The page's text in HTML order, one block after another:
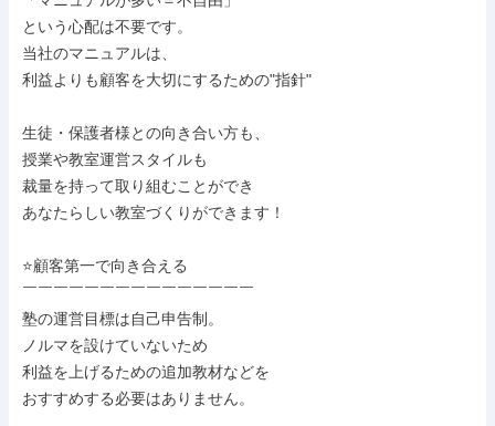
という心配は不要です。
当社のマニュアルは、
利益よりも顧客を大切にするための"指針"
生徒・保護者様との向き合い方も、
授業や教室運営スタイルも
裁量を持って取り組むことができ
あなたらしい教室づくりができます！
⭐顧客第一で向き合える
￣￣￣￣￣￣￣￣￣￣￣￣￣￣￣
塾の運営目標は自己申告制。
ノルマを設けていないため
利益を上げるための追加教材などを
おすすめする必要はありません。